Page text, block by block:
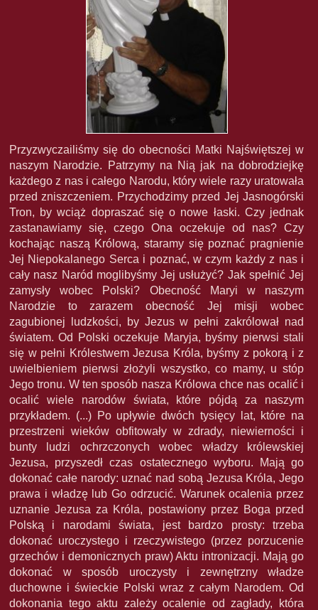
Przyzwyczailiśmy się do obecności Matki Najświętszej w
naszym Narodzie. Patrzymy na Nią jak na dobrodziejkę
każdego z nas i całego Narodu, który wiele razy uratowała
przed zniszczeniem. Przychodzimy przed Jej Jasnogórski
Tron, by wciąż dopraszać się o nowe łaski. Czy jednak
zastanawiamy się, czego Ona oczekuje od nas? Czy
kochając naszą Królową, staramy się poznać pragnienie
Jej Niepokalanego Serca i poznać, w czym każdy z nas i
cały nasz Naród moglibyśmy Jej usłużyć? Jak spełnić Jej
zamysły wobec Polski? Obecność Maryi w naszym
Narodzie to zarazem obecność Jej misji wobec
zagubionej ludzkości, by Jezus w pełni zakrólował nad
światem. Od Polski oczekuje Maryja, byśmy pierwsi stali
się w pełni Królestwem Jezusa Króla, byśmy z pokorą i z
uwielbieniem pierwsi złożyli wszystko, co mamy, u stóp
Jego tronu. W ten sposób nasza Królowa chce nas ocalić i
ocalić wiele narodów świata, które pójdą za naszym
przykładem. (...) Po upływie dwóch tysięcy lat, które na
przestrzeni wieków obfitowały w zdrady, niewierności i
bunty ludzi ochrzczonych wobec władzy królewskiej
Jezusa, przyszedł czas ostatecznego wyboru. Mają go
dokonać całe narody: uznać nad sobą Jezusa Króla, Jego
prawa i władzę lub Go odrzucić. Warunek ocalenia przez
uznanie Jezusa za Króla, postawiony przez Boga przed
Polską i narodami świata, jest bardzo prosty: trzeba
dokonać uroczystego i rzeczywistego (przez porzucenie
grzechów i demonicznych praw) Aktu intronizacji. Mają go
dokonać w sposób uroczysty i zewnętrzny władze
duchowne i świeckie Polski wraz z całym Narodem. Od
dokonania tego aktu zależy ocalenie od zagłady, która